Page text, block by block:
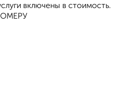
включены в стоимость.